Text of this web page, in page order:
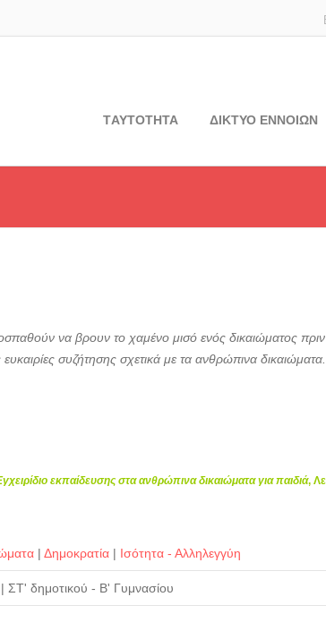
TΑΥΤΟΤΗΤΑ ΔΙΚΤΥΟ ΕΝΝΟΙΩΝ
να βρουν το χαμένο μισό ενός δικαιώματος
συζήτησης σχετικά με τα ανθρώπινα δικαιώματα.
εκπαίδευσης στα ανθρώπινα δικαιώματα για παιδιά,
| Δημοκρατία | Ισότητα - Αλληλεγγύη
| ΣΤ' δημοτικού - Β' Γυμνασίου